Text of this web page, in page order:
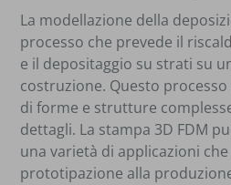
La modellazione della
processo che prevede il
e il depositaggio su strati su
costruzione. Questo
di forme e strutture
dettagli. La stampa 3D FDM
una varietà di applicazioni
prototipazione alla